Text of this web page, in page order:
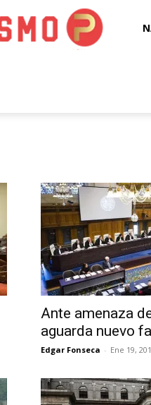
Puro
Ante amenaza
aguarda nuevo
Edgar Fonseca - Ene 19,